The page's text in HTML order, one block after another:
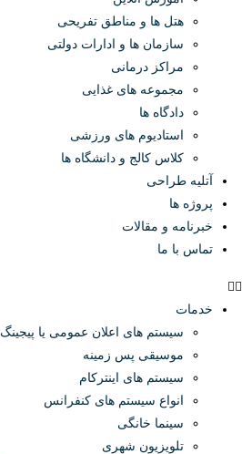
هتل ها و مناطق تفریحی
سازمان ها و ادارات دولتی
مراکز درمانی
مجموعه های غذایی
دادگاه ها
استادیوم های ورزشی
کلاس کالج و دانشگاه ها
آتلیه طراحی
پروژه ها
خبرنامه و مقالات
تماس با ما
خدمات
سیستم های اعلان عمومی یا پیجینگ
موسیقی پس زمینه
سیستم های اینترکام
انواع سیستم های کنفرانس
سینما خانگی
تلویزیون شهری